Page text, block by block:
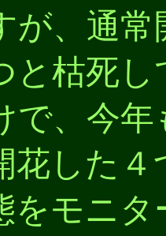
が、通
と枯死
で、今
花した
をモニ